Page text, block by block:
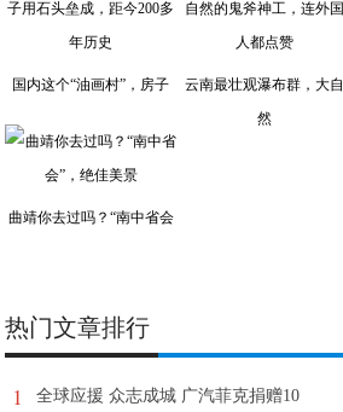
国内这个“油画村”，房子
云南最壮观瀑布群，大自
然
曲靖你去过吗？“南中省会
热门文章排行
1 全球应援 众志成城 广汽菲克捐赠10